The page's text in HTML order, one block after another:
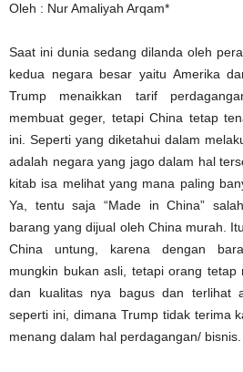
Oleh : Nur Amaliyah Arqam*
Saat ini dunia sedang dilanda oleh
kedua negara besar yaitu Amerika
Trump menaikkan tarif
membuat geger, tetapi China tetap
ini. Seperti yang diketahui dalam
adalah negara yang jago dalam hal
kitab isa melihat yang mana paling
Ya, tentu saja “Made in China”
barang yang dijual oleh China murah.
China untung, karena dengan
mungkin bukan asli, tetapi orang tetap
dan kualitas nya bagus dan terlihat
seperti ini, dimana Trump tidak terima
menang dalam hal perdagangan/ bisnis.